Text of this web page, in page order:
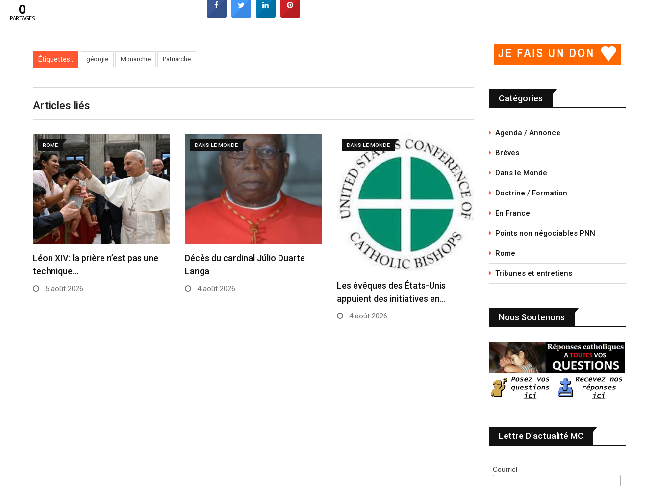
Étiquettes : géorgie Monarchie Patriarche
Articles liés
ROME
Léon XIV: la prière n’est pas une
technique…
5 août 2026
DANS LE MONDE
Décès du cardinal Júlio Duarte
Langa
4 août 2026
DANS LE MONDE
Les évêques des États-Unis
appuient des initiatives en…
4 août 2026
Catégories
Agenda / Annonce
Brèves
Dans le Monde
Doctrine / Formation
En France
Points non négociables PNN
Rome
Tribunes et entretiens
Nous Soutenons
Lettre D’actualité MC
Courriel
0
PARTAGES